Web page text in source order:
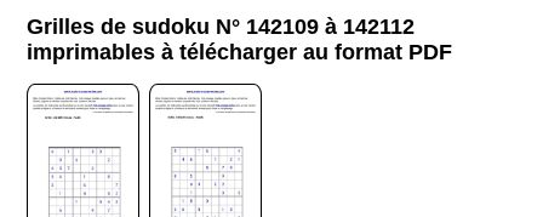
Grilles de sudoku N° 142109 à 142112
imprimables à télécharger au format PDF